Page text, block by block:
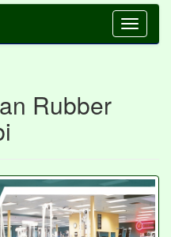
Toggle
Rubber